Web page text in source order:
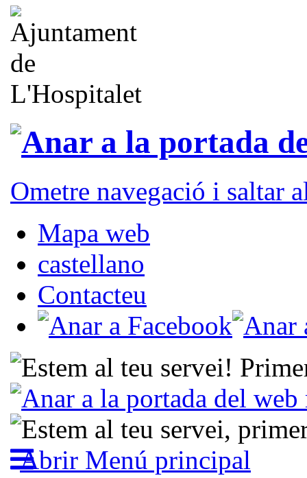
Ometre navegació i saltar
Mapa web
castellano
Contacteu
Abrir Menú principal